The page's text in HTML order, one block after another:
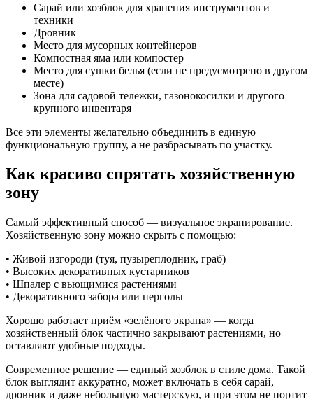
Сарай или хозблок для хранения инструментов и
техники
Дровник
Место для мусорных контейнеров
Компостная яма или компостер
Место для сушки белья (если не предусмотрено в другом
месте)
Зона для садовой тележки, газонокосилки и другого
крупного инвентаря
Все эти элементы желательно объединить в единую
функциональную группу, а не разбрасывать по участку.
Как красиво спрятать хозяйственную
зону
Самый эффективный способ — визуальное экранирование.
Хозяйственную зону можно скрыть с помощью:
• Живой изгороди (туя, пузыреплодник, граб)
• Высоких декоративных кустарников
• Шпалер с вьющимися растениями
• Декоративного забора или перголы
Хорошо работает приём «зелёного экрана» — когда
хозяйственный блок частично закрывают растениями, но
оставляют удобные подходы.
Современное решение — единый хозблок в стиле дома. Такой
блок выглядит аккуратно, может включать в себя сарай,
дровник и даже небольшую мастерскую, и при этом не портит